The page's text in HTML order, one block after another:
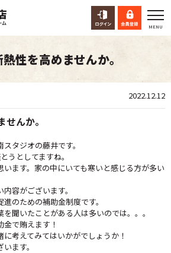
性を高めませんか。
2022.12.12
んか。
タジオの藤井です。
うとしてますね。
います。家の中にいても寒いと感じる方が多い
容がございます。
のための補助金制度です。
を聞いたことがある人は多いのでは。。。
で賄えます！
考えてみてはいかがでしょうか！
ます。